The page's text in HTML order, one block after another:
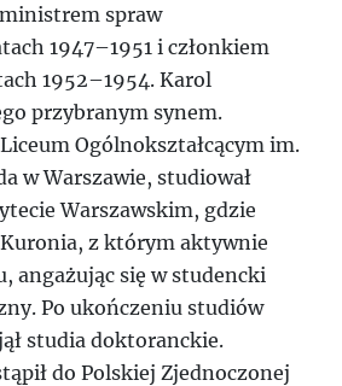
spraw
1947–1951 i członkiem
1952–1954. Karol
przybranym synem.
Ogólnokształcącym im.
w Warszawie, studiował
Warszawskim, gdzie
Kuronia, z którym aktywnie
angażując się w studencki
Po ukończeniu studiów
studia doktoranckie.
do Polskiej Zjednoczonej